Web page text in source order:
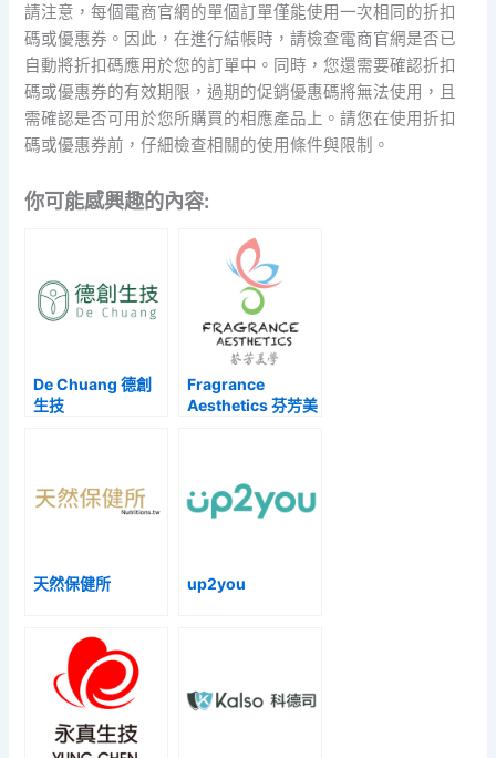
請注意，每個電商官網的單個訂單僅能使用一次相同的折扣
碼或優惠券。因此，在進行結帳時，請檢查電商官網是否已
自動將折扣碼應用於您的訂單中。同時，您還需要確認折扣
碼或優惠券的有效期限，過期的促銷優惠碼將無法使用，且
需確認是否可用於您所購買的相應產品上。請您在使用折扣
碼或優惠券前，仔細檢查相關的使用條件與限制。
你可能感興趣的內容:
De Chuang 德創
生技
Fragrance
Aesthetics 芬芳美
天然保健所 up2you